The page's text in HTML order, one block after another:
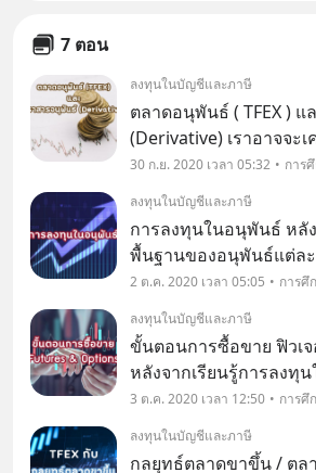
7 ตอน
ลงทุนในบัญชีและภาษี
ตลาดอนุพันธ์ ( TFEX )
(Derivative) เราอาจจะ
กันมานานเกี่ยวกับอนุพัน
ยังไม่ค่อยเข้าใจนักว่ามัน
ประโยชน์กับการลงทุนของ
นั้น
30 ก.ย. 2020 เวลา 05:32
การ
ลงทุนในบัญชีและภาษี
การลงทุนในอนุพันธ์ หลั
พื้นฐานของอนุพันธ์แต่ละ
ตอบแทน และความเสี่ยง
มาแล้ว ผู้ลงทุนก็ควรศึก
เข้าใจขั้นตอนต่างๆ ของ
อนุพันธ์ด้วยนะคะ ซึ่งมี
2 ต.ค. 2020 เวลา 05:05
การศึ
ลงทุนในบัญชีและภาษี
ขั้นตอนการซื้อขาย ฟิวเ
หลังจากเรียนรู้การลงทุ
แล้ว ขั้นต่อมา คือ การตัดสิน
ผู้ลงทุนต้อง “เปิดบัญชี”
ผ่านโบรกเกอร์อนุพันธ์ จ
3 ต.ค. 2020 เวลา 12:50
การศึ
ลงทุนในบัญชีและภาษี
กลยุทธ์ตลาดขาขึ้น / ตล